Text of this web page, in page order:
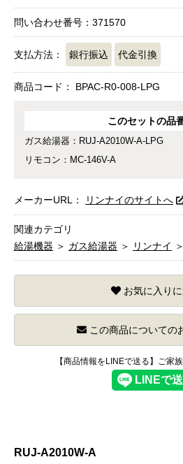
問い合わせ番号：371570
支払方法： 銀行振込 代金引換
商品コード： BPAC-R0-008-LPG
このセットの品
ガス給湯器：RUJ-A2010W-A-LPG
リモコン：MC-146V-A
メーカーURL： リンナイのサイトへ
関連カテゴリ
給湯機器 ＞ ガス給湯器 ＞ リンナイ ＞
お気に入り
この商品についての
【商品情報をLINEで送る】ご家
RUJ-A2010W-A